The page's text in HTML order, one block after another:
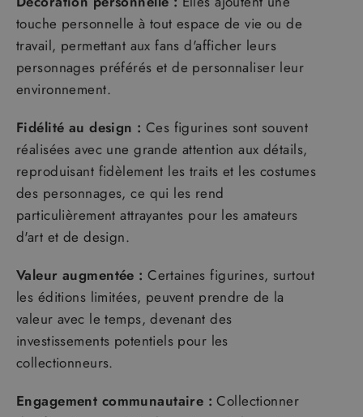
touche personnelle à tout espace de vie ou de
travail, permettant aux fans d'afficher leurs
personnages préférés et de personnaliser leur
environnement.
Fidélité au design : Ces figurines sont souvent
réalisées avec une grande attention aux détails,
reproduisant fidèlement les traits et les costumes
des personnages, ce qui les rend
particulièrement attrayantes pour les amateurs
d'art et de design.
Valeur augmentée : Certaines figurines, surtout
les éditions limitées, peuvent prendre de la
valeur avec le temps, devenant des
investissements potentiels pour les
collectionneurs.
Engagement communautaire : Collectionner